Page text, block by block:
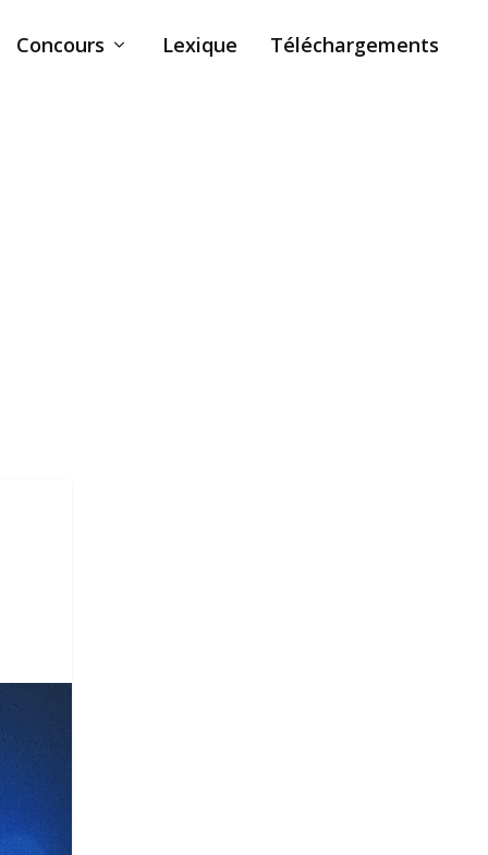
Concours Lexique Téléchargements